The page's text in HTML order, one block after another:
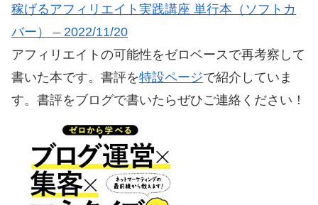
稼げるアフィリエイト実践講座 単行本（ソフトカ
バー） – 2022/11/20
アフィリエイトの可能性をゼロベースで再考察して
書いた本です。書評を特設ページで紹介していま
す。書評をブログで書いたらぜひご連絡ください！